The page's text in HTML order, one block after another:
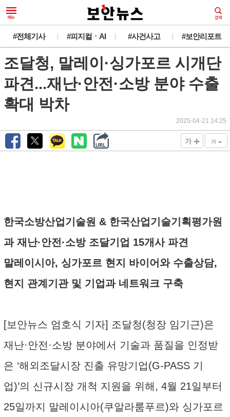
#전체기사 #피지컬ㆍAI #사건사고 #보안리포트
조달청, 말레이·싱가포르 시개단
파견...재난·안전·소방 분야 수출
확대 박차
2025-04-21 14:25
가 + 가 -
한국소방산업기술원 & 한국산업기술기획평가원
과 재난·안전·소방 조달기업 15개사 파견
말레이시아, 싱가포르 현지 바이어와 수출상담,
현지 관계기관 및 기업과 네트워크 구축
[보안뉴스 엄호식 기자] 조달청(청장 임기근)은
재난·안전·소방 분야에서 기술과 품질을 인정받
은 ‘해외조달시장 진출 유망기업(G-PASS 기
업)’의 신규시장 개척 지원을 위해, 4월 21일부터
25일까지 말레이시아(쿠알라룸푸르)와 싱가포르